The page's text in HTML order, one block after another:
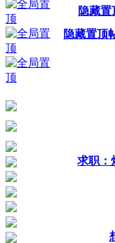
隐藏置
隐藏置顶
求职：